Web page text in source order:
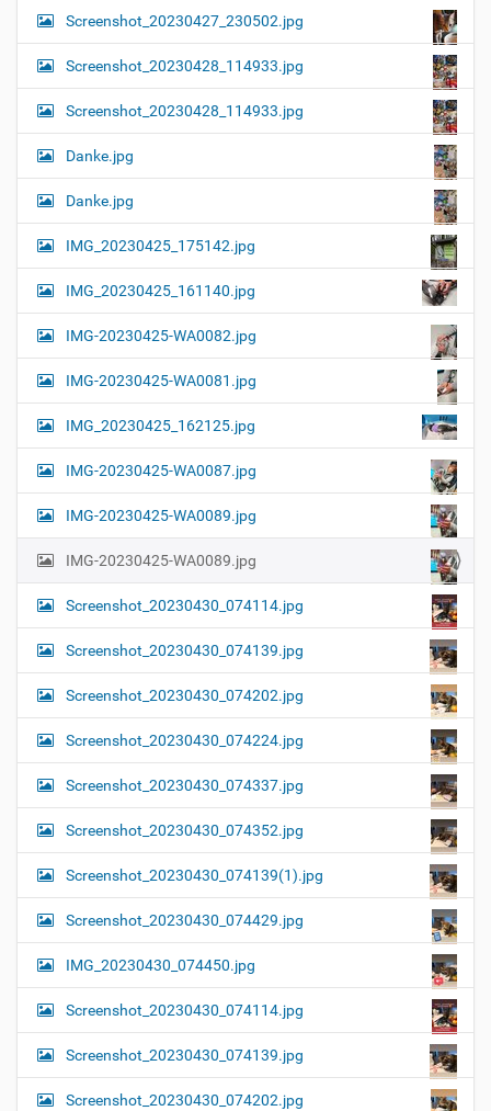
Screenshot_20230427_230502.jpg
Screenshot_20230428_114933.jpg
Screenshot_20230428_114933.jpg
Danke.jpg
Danke.jpg
IMG_20230425_175142.jpg
IMG_20230425_161140.jpg
IMG-20230425-WA0082.jpg
IMG-20230425-WA0081.jpg
IMG_20230425_162125.jpg
IMG-20230425-WA0087.jpg
IMG-20230425-WA0089.jpg
IMG-20230425-WA0089.jpg
Screenshot_20230430_074114.jpg
Screenshot_20230430_074139.jpg
Screenshot_20230430_074202.jpg
Screenshot_20230430_074224.jpg
Screenshot_20230430_074337.jpg
Screenshot_20230430_074352.jpg
Screenshot_20230430_074139(1).jpg
Screenshot_20230430_074429.jpg
IMG_20230430_074450.jpg
Screenshot_20230430_074114.jpg
Screenshot_20230430_074139.jpg
Screenshot_20230430_074202.jpg